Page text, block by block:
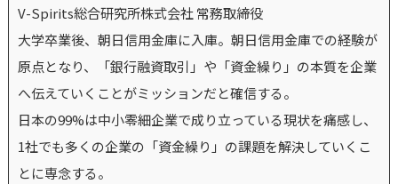
V-Spirits総合研究所株式会社 常務取締役
大学卒業後、朝日信用金庫に入庫。朝日信用金庫での経験が
原点となり、「銀行融資取引」や「資金繰り」の本質を企業
へ伝えていくことがミッションだと確信する。
日本の99%は中小零細企業で成り立っている現状を痛感し、
1社でも多くの企業の「資金繰り」の課題を解決していくこ
とに専念する。